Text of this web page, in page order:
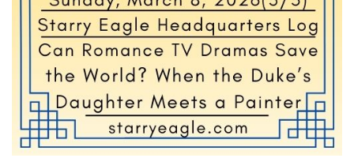
變
名
字
為
GAVIN（
文）